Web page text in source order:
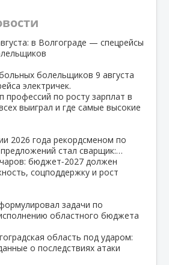
в Волгограде — спецрейсы
болельщиков 9 августа
электричек.
профессий по росту зарплат в
выиграл и где самые высокие
2026 года рекордсменом по
стал сварщик:…
бюджет‑2027 должен
соцподдержку и рост
задачи по
областного бюджета
область под ударом:
о последствиях атаки